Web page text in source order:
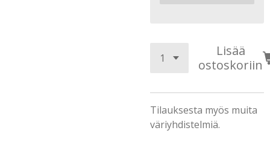
Lisää
ostoskoriin
Tilauksesta myös muita
väriyhdistelmiä.